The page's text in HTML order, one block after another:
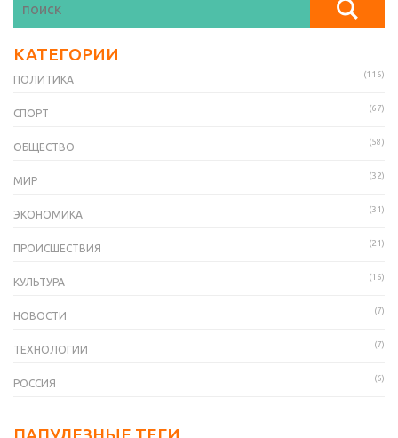
КАТЕГОРИИ
ПОЛИТИКА (116)
СПОРТ (67)
ОБЩЕСТВО (58)
МИР (32)
ЭКОНОМИКА (31)
ПРОИСШЕСТВИЯ (21)
КУЛЬТУРА (16)
НОВОСТИ (7)
ТЕХНОЛОГИИ (7)
РОССИЯ (6)